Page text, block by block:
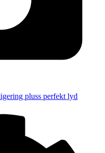
pluss perfekt lyd